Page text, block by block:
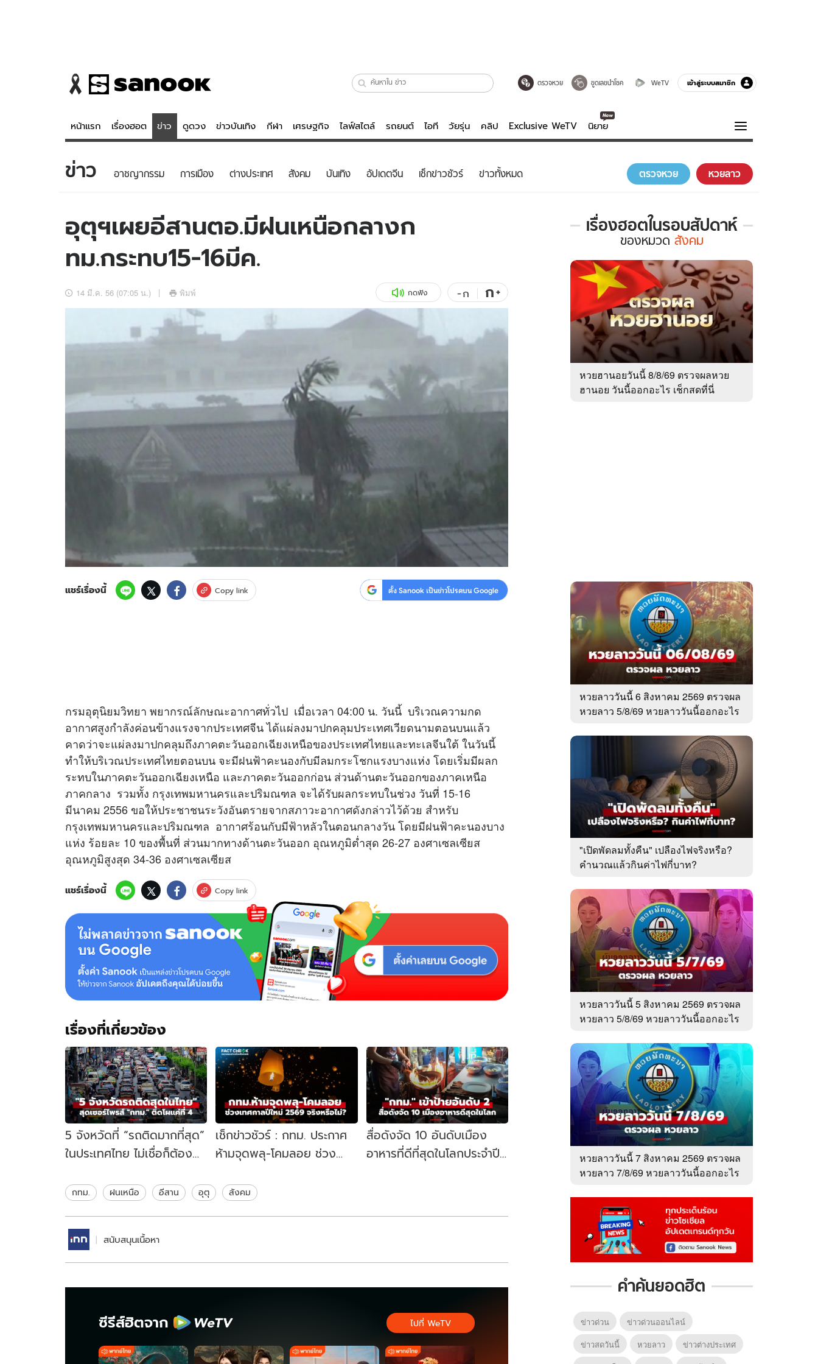
ตรวจหวย ขูดเลขนำโชค WeTV เข้าสู่ระบบสมาชิก
หน้าแรก เรื่องฮอต ข่าว ดูดวง ข่าวบันเทิง กีฬา เศรษฐกิจ ไลฟ์สไตล์ รถยนต์ ไอที วัยรุ่น คลิป Exclusive WeTV นิยาย
ข่าว
ข่าวบันเทิง
ข่าวกีฬา
ข่าวเศรษฐกิจ
อัปเดตจีน
เช็กข่าวชัวร์
ดูดวง - ตรวจหวย
สถิติหวยไทย
หวยลาว
ไลฟ์สไตล์
วัยรุ่น
สุขภาพ
เที่ยว-กิน
Tasteful Thailand
บันเทิงครบรส
ดูทีวี
WeTV
Exclusive WeTV
ความรู้รอบตัว
ฮาวทู
ดาวน์โหลดสนุกแอปฟรี ติดตามสนุกโซเชียลได้ที่
บริษัท อิมเมจ ฟิวเจอร์ (ประเทศไทย) จำกัด
ข่าว อาชญากรรม การเมือง ต่างประเทศ สังคม บันเทิง อัปเดตจีน เช็กข่าวชัวร์ ข่าวทั้งหมด ตรวจหวย หวยลาว
อุตุฯเผยอีสานตอ.มีฝนเหนือกลางก
ทม.กระทบ15-16มีค.
14 มี.ค. 56 (07:05 น.) พิมพ์ กดฟัง -ก ก+
แชร์เรื่องนี้ Copy link ตั้ง Sanook เป็นข่าวโปรดบน Google
กรมอุตุนิยมวิทยา พยากรณ์ลักษณะอากาศทั่วไป เมื่อเวลา 04:00 น. วันนี้ บริเวณความกด
อากาศสูงกำลังค่อนข้างแรงจากประเทศจีน ได้แผ่ลงมาปกคลุมประเทศเวียดนามตอนบนแล้ว
คาดว่าจะแผ่ลงมาปกคลุมถึงภาคตะวันออกเฉียงเหนือของประเทศไทยและทะเลจีนใต้ ในวันนี้
ทำให้บริเวณประเทศไทยตอนบน จะมีฝนฟ้าคะนองกับมีลมกระโชกแรงบางแห่ง โดยเริ่มมีผลก
ระทบในภาคตะวันออกเฉียงเหนือ และภาคตะวันออกก่อน ส่วนด้านตะวันออกของภาคเหนือ
ภาคกลาง รวมทั้ง กรุงเทพมหานครและปริมณฑล จะได้รับผลกระทบในช่วง วันที่ 15-16
มีนาคม 2556 ขอให้ประชาชนระวังอันตรายจากสภาวะอากาศดังกล่าวไว้ด้วย สำหรับ
กรุงเทพมหานครและปริมณฑล อากาศร้อนกับมีฟ้าหลัวในตอนกลางวัน โดยมีฝนฟ้าคะนองบาง
แห่ง ร้อยละ 10 ของพื้นที่ ส่วนมากทางด้านตะวันออก อุณหภูมิต่ำสุด 26-27 องศาเซลเซียส
อุณหภูมิสูงสุด 34-36 องศาเซลเซียส
แชร์เรื่องนี้ Copy link
เรื่องที่เกี่ยวข้อง
5 จังหวัดที่ “รถติดมากที่สุด”
ในประเทศไทย ไม่เชื่อก็ต้อง
เช็กข่าวชัวร์ : กทม. ประกาศ
ห้ามจุดพลุ-โคมลอย ช่วง
ไม่?
สื่อดังจัด 10 อันดับเมือง
อาหารที่ดีที่สุดในโลกประจำปี
กทม. ฝนเหนือ อีสาน อุตุ สังคม
สนับสนุนเนื้อหา
ซีรีส์ฮิตจาก ไปที่ WeTV
เรื่องฮอตในรอบสัปดาห์
เรื่อง
ใน
รอบ
สัปดาห์
หมวด
สังคม
ของหมวด สังคม
หวยฮานอยวันนี้ 8/8/69 ตรวจผลหวย
ฮานอย วันนี้ออกอะไร เช็กสดที่นี่
หวยลาววันนี้ 6 สิงหาคม 2569 ตรวจผล
หวยลาว 5/8/69 หวยลาววันนี้ออกอะไร
"เปิดพัดลมทั้งคืน" เปลืองไฟจริงหรือ?
คำนวณแล้วกินค่าไฟกี่บาท?
หวยลาววันนี้ 5 สิงหาคม 2569 ตรวจผล
หวยลาว 5/8/69 หวยลาววันนี้ออกอะไร
หวยลาววันนี้ 7 สิงหาคม 2569 ตรวจผล
หวยลาว 7/8/69 หวยลาววันนี้ออกอะไร
คำค้นยอดฮิต
ข่าวด่วน
ข่าวด่วนออนไลน์
ข่าวสดวันนี้
หวยลาว
ข่าวต่างประเทศ